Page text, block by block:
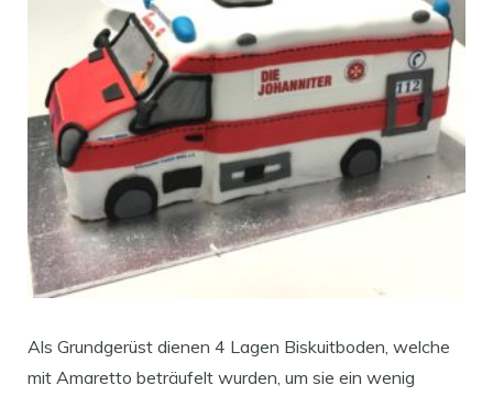
Als Grundgerüst dienen 4 Lagen Biskuitboden, welche
mit Amaretto beträufelt wurden, um sie ein wenig